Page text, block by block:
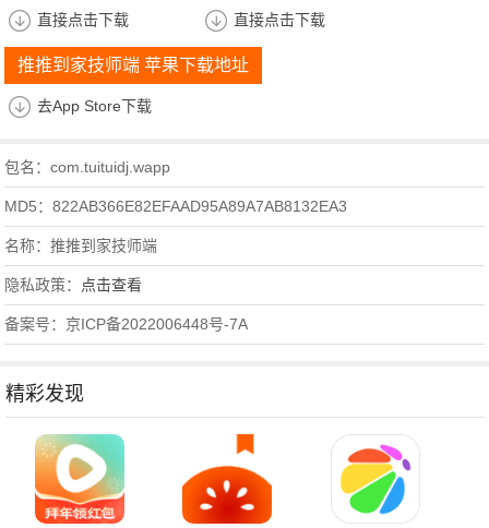
直接点击下载 直接点击下载
推推到家技师端 苹果下载地址
去App Store下载
包名：com.tuituidj.wapp
MD5：822AB366E82EFAAD95A89A7AB8132EA3
名称：推推到家技师端
隐私政策： 点击查看
备案号：京ICP备2022006448号-7A
精彩发现